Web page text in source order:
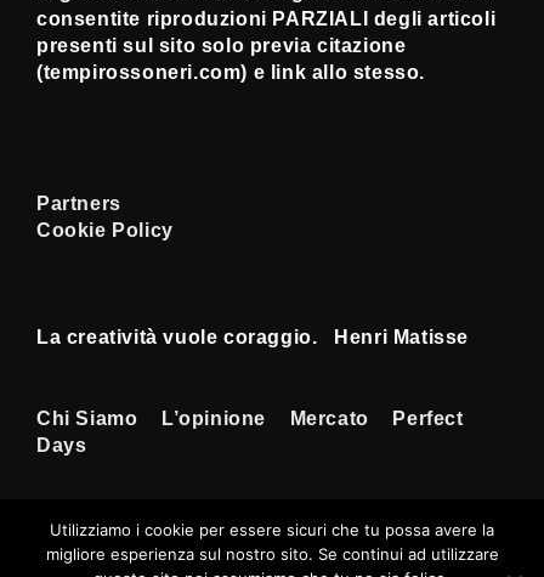
consentite riproduzioni PARZIALI degli articoli
presenti sul sito solo previa citazione
(tempirossoneri.com) e link allo stesso.
Partners
Cookie Policy
La creatività vuole coraggio. Henri Matisse
Menu
Footer
Chi Siamo L’opinione Mercato
Perfect
Days
Copyright © 2026Tempi Rossoneri |
Utilizziamo i cookie per essere sicuri che tu possa avere la
migliore esperienza sul nostro sito. Se continui ad utilizzare